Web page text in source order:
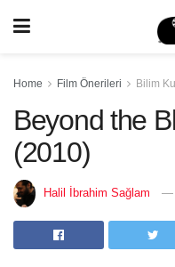
Home Film Önerileri Bilim
Beyond the
(2010)
Halil İbrahim Sağlam